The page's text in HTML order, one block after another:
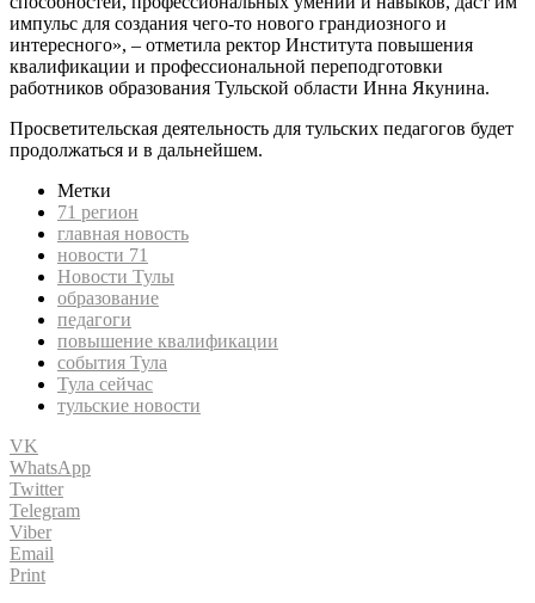
импульс для создания чего-то нового грандиозного и
интересного», – отметила ректор Института повышения
квалификации и профессиональной переподготовки
работников образования Тульской области Инна Якунина.
Просветительская деятельность для тульских педагогов будет
продолжаться и в дальнейшем.
Метки
71 регион
главная новость
новости 71
Новости Тулы
образование
педагоги
повышение квалификации
события Тула
Тула сейчас
тульские новости
VK
WhatsApp
Twitter
Telegram
Viber
Email
Print